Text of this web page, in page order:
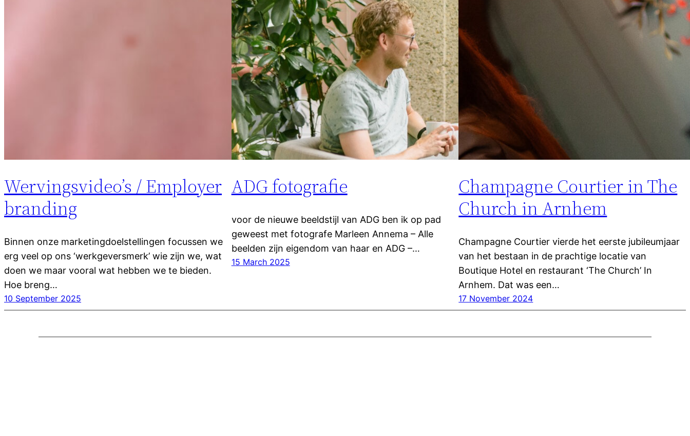
Wervingsvideo’s / Employer
branding
Binnen onze marketingdoelstellingen focussen we
erg veel op ons ‘werkgeversmerk’ wie zijn we, wat
doen we maar vooral wat hebben we te bieden.
Hoe breng…
10 September 2025
ADG fotografie
voor de nieuwe beeldstijl van ADG ben ik op pad
geweest met fotografe Marleen Annema – Alle
beelden zijn eigendom van haar en ADG –…
15 March 2025
Champagne Courtier in The
Church in Arnhem
Champagne Courtier vierde het eerste jubileumjaar
van het bestaan in de prachtige locatie van
Boutique Hotel en restaurant ‘The Church’ In
Arnhem. Dat was een…
17 November 2024